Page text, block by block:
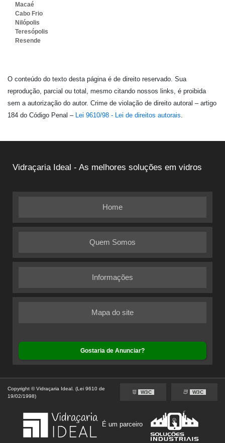
Macaé
Cabo Frio
Nilópolis
Teresópolis
Resende
O conteúdo do texto desta página é de direito reservado. Sua
reprodução, parcial ou total, mesmo citando nossos links, é proibida
sem a autorização do autor. Crime de violação de direito autoral – artigo
184 do Código Penal – Lei 9610/98 - Lei de direitos autorais.
Vidraçaria Ideal - As melhores soluções em vidros
Home
Quem Somos
Informações
Mapa do site
Gostaria de Anunciar?
Copyright © Vidraçaria Ideal. (Lei 9610 de
19/02/1998)
W3C W3C
É um parceiro